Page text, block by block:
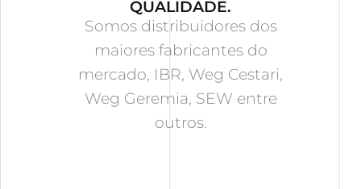
QUALIDADE.
Somos distribuidores dos
maiores fabricantes do
mercado, IBR, Weg Cestari,
Weg Geremia, SEW entre
outros.